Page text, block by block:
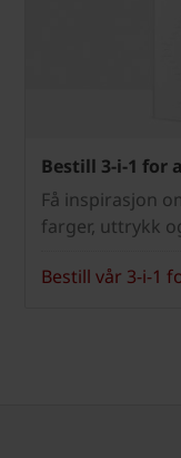
Bestill 3-i-1 for
Få inspirasjon
farger, uttrykk
Bestill vår 3-i-1